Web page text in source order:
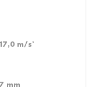
m/s²
mm